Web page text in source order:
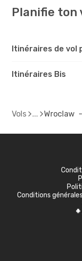
Planifie ton
Itinéraires de vol
Itinéraires Bis
Vols Wroclaw
Conditions
A